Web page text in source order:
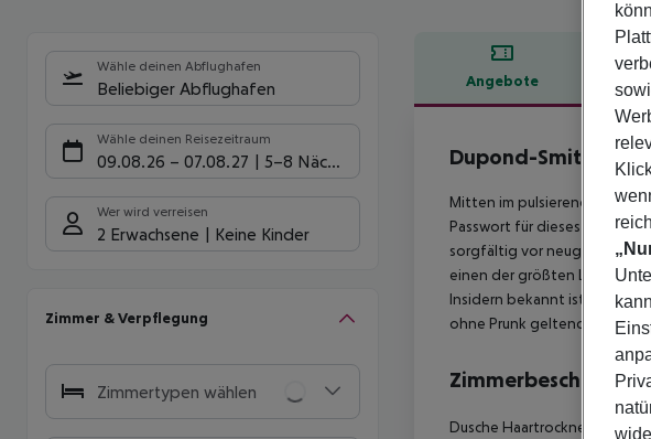
Wähle deinen Abflughafen
Beliebiger Abflughafen
Wähle deinen Reisezeitraum
09.08.26 – 07.08.27 5-8 Nächte
Wer wird verreisen
2 Erwachsene Keine Kinder
Zimmer & Verpflegung
Zimmertypen wählen
Angebote
Dupond-Smith
Mitten im pulsierenden
Passwort für dieses
sorgfältig vor neugierigen
einen der größten Luxus
Insidern bekannt ist.
ohne Prunk geltend macht
Dusche Haartrockner